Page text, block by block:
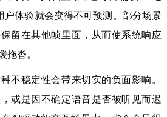
户体验就会变得不可预测。部分场景
留在其他帧里面，从而使系统响应
拖沓。
不稳定性会带来切实的负面影响。
或是因不确定语音是否被听见而迟